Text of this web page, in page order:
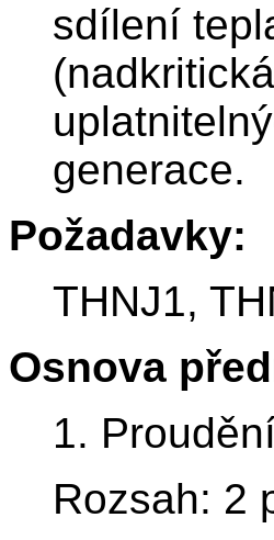
sdílení
generace.
Požadavky:
THNJ1,
Osnova
1.
Rozsah: 2